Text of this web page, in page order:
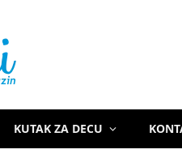
KUTAK ZA DECU